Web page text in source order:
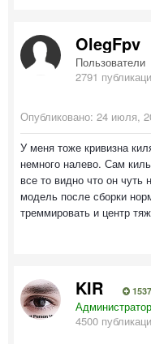
OlegFpv
Пользователи
2791
Опубликовано: 24 июля,
У меня тоже кривизна
немного налево. Сам
все то видно что он
модель после сборки
треммировать и центр
KIR 1537
4500